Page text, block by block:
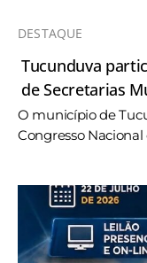
DESTAQUE
Tucunduva
de Secretarias
O município de
Congresso Nacional